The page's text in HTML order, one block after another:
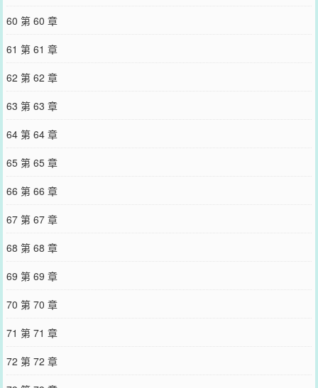
60 第 60 章
61 第 61 章
62 第 62 章
63 第 63 章
64 第 64 章
65 第 65 章
66 第 66 章
67 第 67 章
68 第 68 章
69 第 69 章
70 第 70 章
71 第 71 章
72 第 72 章